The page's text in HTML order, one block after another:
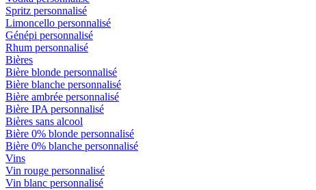
Spritz personnalisé
Limoncello personnalisé
Génépi personnalisé
Rhum personnalisé
Bières
Bière blonde personnalisé
Bière blanche personnalisé
Bière ambrée personnalisé
Bière IPA personnalisé
Bières sans alcool
Bière 0% blonde personnalisé
Bière 0% blanche personnalisé
Vins
Vin rouge personnalisé
Vin blanc personnalisé